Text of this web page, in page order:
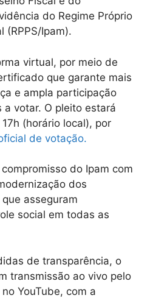
do Regime Próprio
(RPPS/Ipam).
virtual, por meio de
que garante mais
e ampla participação
votar. O pleito estará
(horário local), por
de votação.
do Ipam com
dos
asseguram
social em todas as
de transparência, o
transmissão ao vivo pelo
YouTube, com a